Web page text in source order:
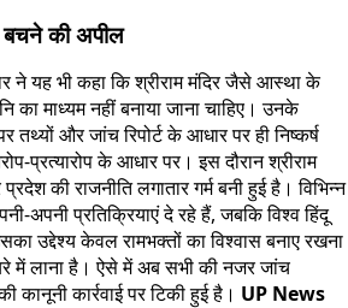
बचने की अपील
यह भी कहा कि श्रीराम मंदिर जैसे आस्था के
का माध्यम नहीं बनाया जाना चाहिए। उनके
तथ्यों और जांच रिपोर्ट के आधार पर ही निष्कर्ष
प्रत्यारोप के आधार पर। इस दौरान श्रीराम
की राजनीति लगातार गर्म बनी हुई है। विभिन्न
अपनी प्रतिक्रियाएं दे रहे हैं, जबकि विश्व हिंदू
उद्देश्य केवल रामभक्तों का विश्वास बनाए रखना
में लाना है। ऐसे में अब सभी की नजर जांच
कानूनी कार्रवाई पर टिकी हुई है। UP News